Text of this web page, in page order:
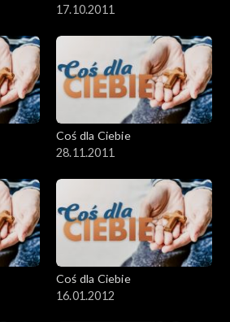
17.10.2011
Coś dla Ciebie
28.11.2011
Coś dla Ciebie
16.01.2012